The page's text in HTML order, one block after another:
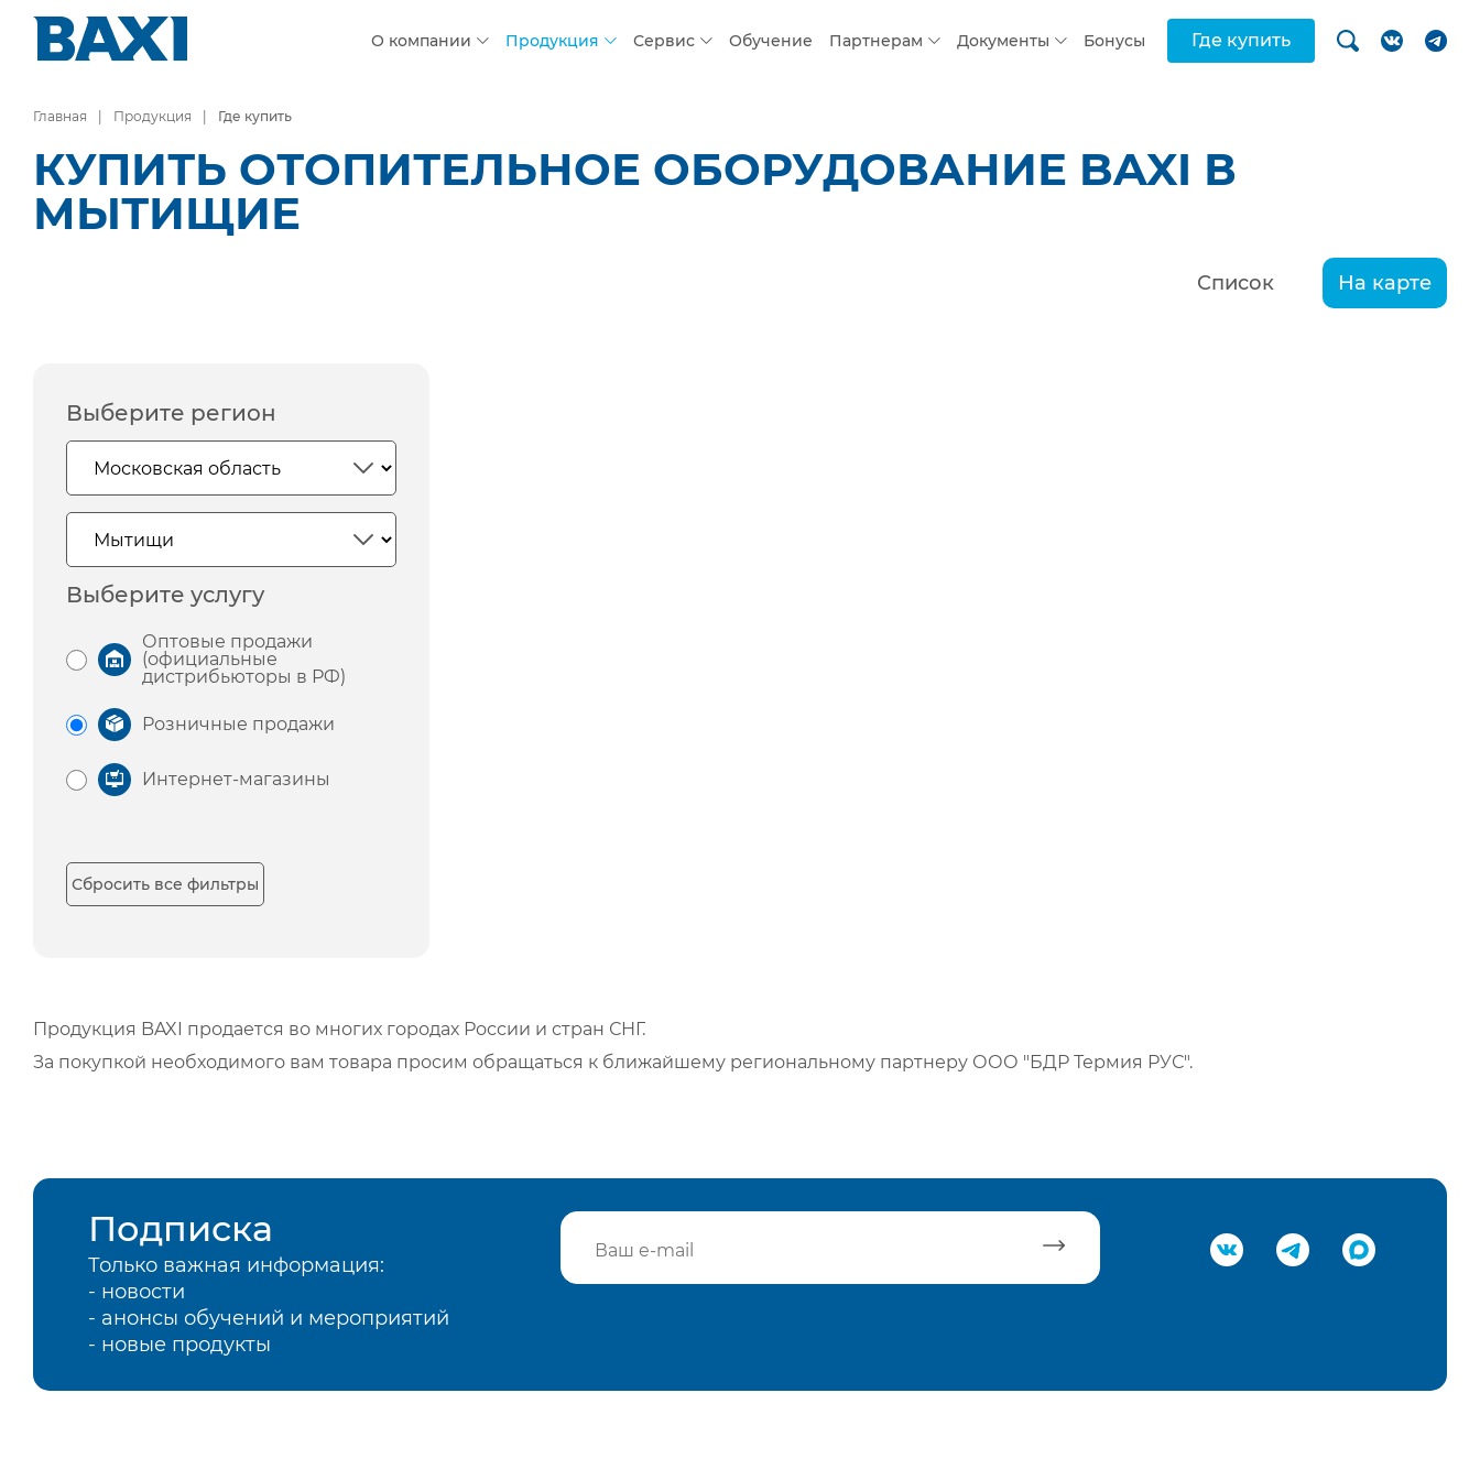
О компании Продукция Сервис Обучение Партнерам Документы Бонусы Где купить
Главная Продукция Где купить
КУПИТЬ ОТОПИТЕЛЬНОЕ ОБОРУДОВАНИЕ BAXI В
МЫТИЩИЕ
Список На карте
Выберите регион
Выберите услугу
Оптовые продажи
(официальные
дистрибьюторы в РФ)
Розничные продажи
Интернет-магазины
Сбросить все фильтры
Продукция BAXI продается во многих городах России и стран СНГ.
За покупкой необходимого вам товара просим обращаться к ближайшему региональному партнеру ООО "БДР Термия РУС".
Подписка
Только важная информация:
- новости
- анонсы обучений и мероприятий
- новые продукты